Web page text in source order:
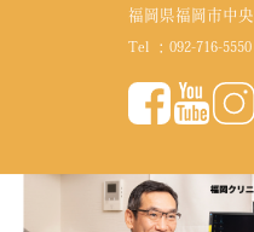
福岡県福岡市中
Tel ： 092-716-5550